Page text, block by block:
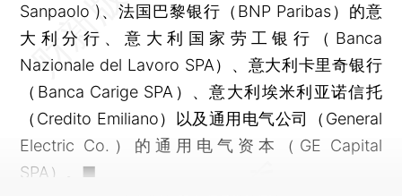
Sanpaolo )、法国巴黎银行（BNP Paribas）的意
大利分行、意大利国家劳工银行（Banca
Nazionale del Lavoro SPA）、意大利卡里奇银行
（Banca Carige SPA）、意大利埃米利亚诺信托
（Credito Emiliano）以及通用电气公司（General
Electric Co.）的通用电气资本（GE Capital
SPA）。■